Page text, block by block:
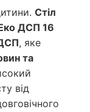
Стіл
ДСП 16
, яке
та
від